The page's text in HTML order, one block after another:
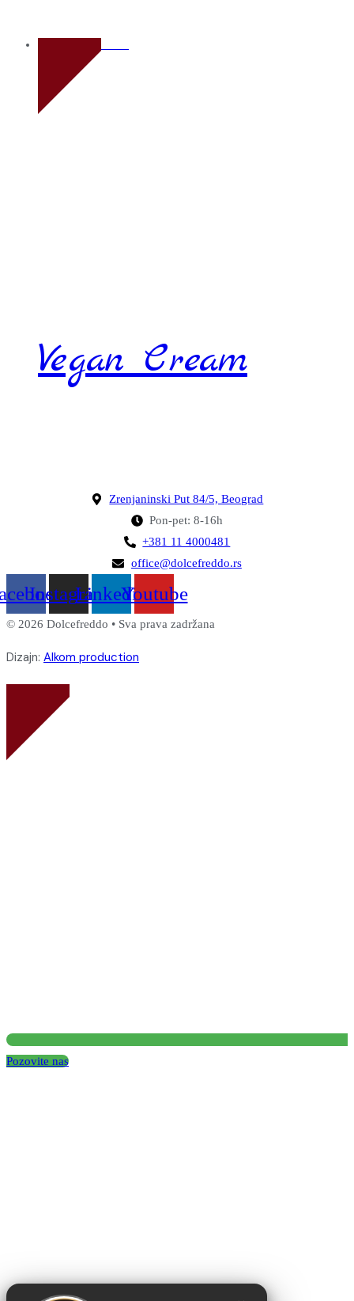
Vegan Cream
Zrenjaninski Put 84/5, Beograd
Pon-pet: 8-16h
+381 11 4000481
office@dolcefreddo.rs
InstagramLinkedinYoutube
© 2026 Dolcefreddo • Sva prava zadržana
Dizajn: Alkom production
Pozovite nas